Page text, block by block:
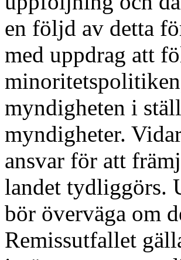
en följd av detta
med uppdrag att
myndigheten i
myndigheter.
ansvar för att
landet tydliggörs.
bör överväga om
Remissutfallet